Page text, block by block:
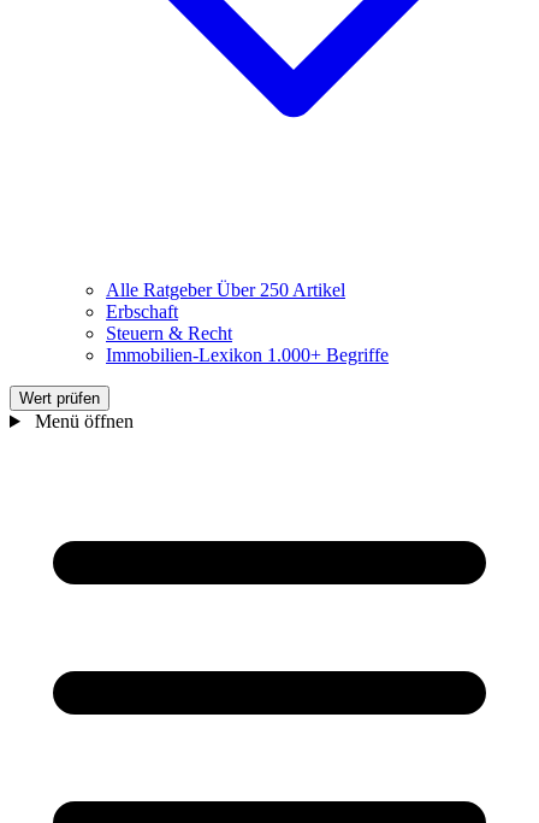
Alle RatgeberÜber 250 Artikel
Erbschaft
Steuern & Recht
Immobilien-Lexikon 1.000+ Begriffe
Wert prüfen
Menü öffnen